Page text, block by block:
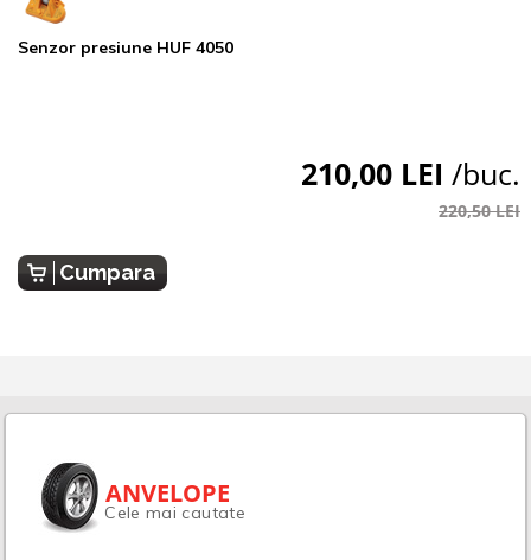
Senzor presiune HUF 4050
210,00 LEI /buc.
220,50 LEI
Cumpara
ANVELOPE
Cele mai cautate